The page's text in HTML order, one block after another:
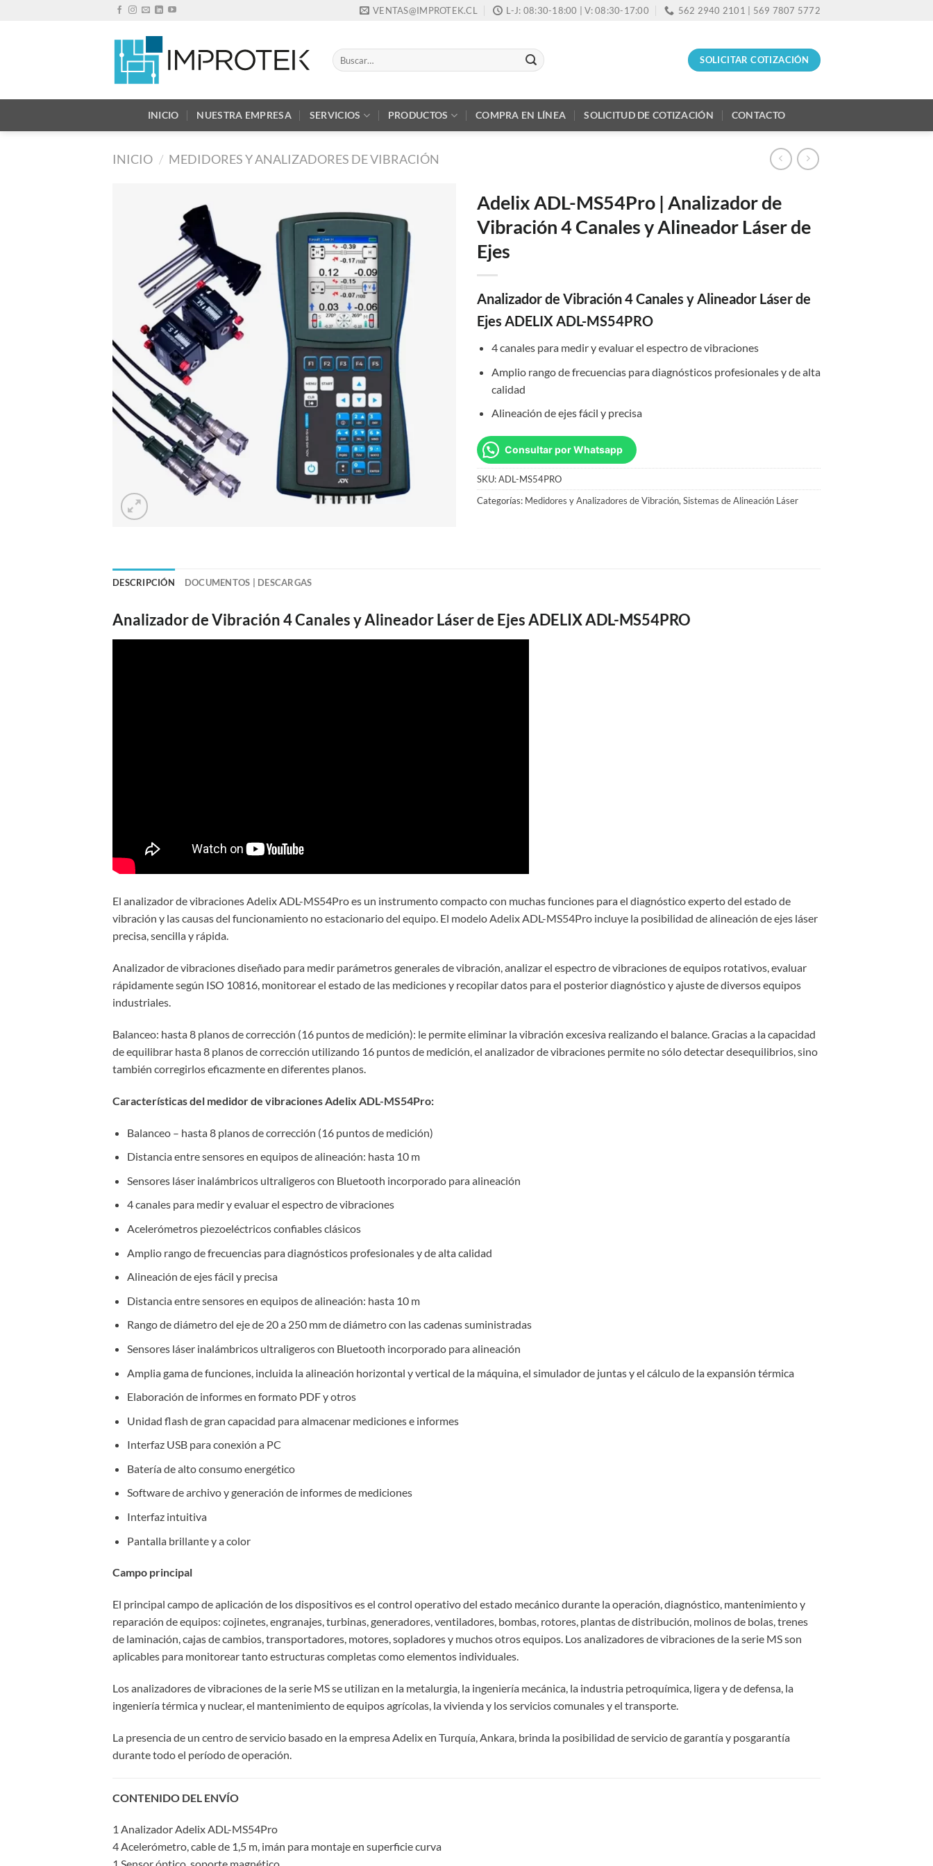
VENTAS@IMPROTEK.CL L-J: 08:30-18:00 | V: 08:30-17:00 562 2940 2101 | 569 7807 5772
Buscar
por:
SOLICITAR COTIZACIÓN
INICIO NUESTRA EMPRESA SERVICIOS PRODUCTOS COMPRA EN LÍNEA SOLICITUD DE COTIZACIÓN CONTACTO
INICIO / MEDIDORES Y ANALIZADORES DE VIBRACIÓN
Adelix ADL-MS54Pro | Analizador de
Vibración 4 Canales y Alineador Láser de
Ejes
Analizador de Vibración 4 Canales y Alineador Láser de
Ejes ADELIX ADL-MS54PRO
4 canales para medir y evaluar el espectro de vibraciones
Amplio rango de frecuencias para diagnósticos profesionales y de alta
calidad
Alineación de ejes fácil y precisa
Consultar por Whatsapp
SKU:ADL-MS54PRO
Categorías: Medidores y Analizadores de Vibración, Sistemas de Alineación Láser
DESCRIPCIÓN DOCUMENTOS | DESCARGAS
Analizador de Vibración 4 Canales y Alineador Láser de Ejes ADELIX ADL-MS54PRO
El analizador de vibraciones Adelix ADL-MS54Pro es un instrumento compacto con muchas funciones para el diagnóstico experto del estado de
vibración y las causas del funcionamiento no estacionario del equipo. El modelo Adelix ADL-MS54Pro incluye la posibilidad de alineación de ejes láser
precisa, sencilla y rápida.
Analizador de vibraciones diseñado para medir parámetros generales de vibración, analizar el espectro de vibraciones de equipos rotativos, evaluar
rápidamente según ISO 10816, monitorear el estado de las mediciones y recopilar datos para el posterior diagnóstico y ajuste de diversos equipos
industriales.
Balanceo: hasta 8 planos de corrección (16 puntos de medición): le permite eliminar la vibración excesiva realizando el balance. Gracias a la capacidad
de equilibrar hasta 8 planos de corrección utilizando 16 puntos de medición, el analizador de vibraciones permite no sólo detectar desequilibrios, sino
también corregirlos eficazmente en diferentes planos.
Características del medidor de vibraciones Adelix ADL-MS54Pro:
Balanceo – hasta 8 planos de corrección (16 puntos de medición)
Distancia entre sensores en equipos de alineación: hasta 10 m
Sensores láser inalámbricos ultraligeros con Bluetooth incorporado para alineación
4 canales para medir y evaluar el espectro de vibraciones
Acelerómetros piezoeléctricos confiables clásicos
Amplio rango de frecuencias para diagnósticos profesionales y de alta calidad
Alineación de ejes fácil y precisa
Distancia entre sensores en equipos de alineación: hasta 10 m
Rango de diámetro del eje de 20 a 250 mm de diámetro con las cadenas suministradas
Sensores láser inalámbricos ultraligeros con Bluetooth incorporado para alineación
Amplia gama de funciones, incluida la alineación horizontal y vertical de la máquina, el simulador de juntas y el cálculo de la expansión térmica
Elaboración de informes en formato PDF y otros
Unidad flash de gran capacidad para almacenar mediciones e informes
Interfaz USB para conexión a PC
Batería de alto consumo energético
Software de archivo y generación de informes de mediciones
Interfaz intuitiva
Pantalla brillante y a color
Campo principal
El principal campo de aplicación de los dispositivos es el control operativo del estado mecánico durante la operación, diagnóstico, mantenimiento y
reparación de equipos: cojinetes, engranajes, turbinas, generadores, ventiladores, bombas, rotores, plantas de distribución, molinos de bolas, trenes
de laminación, cajas de cambios, transportadores, motores, sopladores y muchos otros equipos. Los analizadores de vibraciones de la serie MS son
aplicables para monitorear tanto estructuras completas como elementos individuales.
Los analizadores de vibraciones de la serie MS se utilizan en la metalurgia, la ingeniería mecánica, la industria petroquímica, ligera y de defensa, la
ingeniería térmica y nuclear, el mantenimiento de equipos agrícolas, la vivienda y los servicios comunales y el transporte.
La presencia de un centro de servicio basado en la empresa Adelix en Turquía, Ankara, brinda la posibilidad de servicio de garantía y posgarantía
durante todo el período de operación.
CONTENIDO DEL ENVÍO
1 Analizador Adelix ADL-MS54Pro
4 Acelerómetro, cable de 1,5 m, imán para montaje en superficie curva